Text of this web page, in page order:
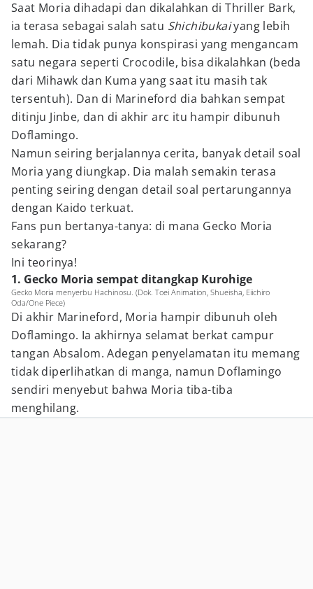
Saat Moria dihadapi dan dikalahkan di Thriller Bark,
ia terasa sebagai salah satu Shichibukaiyang lebih
lemah. Dia tidak punya konspirasi yang mengancam
satu negara seperti Crocodile, bisa dikalahkan (beda
dari Mihawk dan Kuma yang saat itu masih tak
tersentuh). Dan di Marineford dia bahkan sempat
ditinju Jinbe, dan di akhir arc itu hampir dibunuh
Doflamingo.
Namun seiring berjalannya cerita, banyak detail soal
Moria yang diungkap. Dia malah semakin terasa
penting seiring dengan detail soal pertarungannya
dengan Kaido terkuat.
Fans pun bertanya-tanya: di mana Gecko Moria
sekarang?
Ini teorinya!
1. Gecko Moria sempat ditangkap Kurohige
Gecko Moria menyerbu Hachinosu. (Dok. Toei Animation, Shueisha, Eiichiro
Oda/One Piece)
Di akhir Marineford, Moria hampir dibunuh oleh
Doflamingo. Ia akhirnya selamat berkat campur
tangan Absalom. Adegan penyelamatan itu memang
tidak diperlihatkan di manga, namun Doflamingo
sendiri menyebut bahwa Moria tiba-tiba
menghilang.